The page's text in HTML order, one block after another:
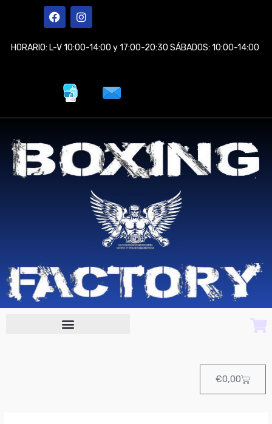
F
a
e
b
I
n
t
a
HORARIO: L-V 10:00-14:00 y 17:00-20:30 SÁBADOS: 10:00-14:00
€0,00Cart